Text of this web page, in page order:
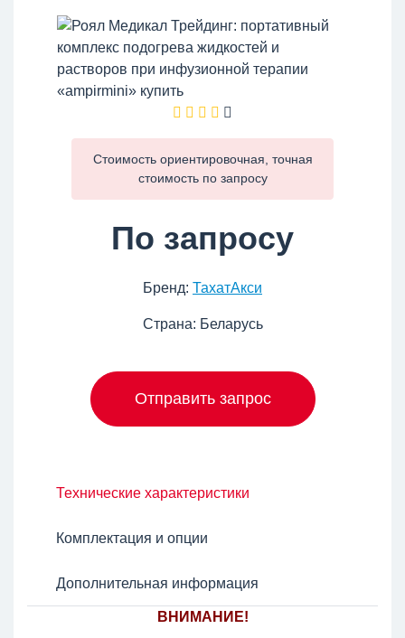
Стоимость ориентировочная, точная
стоимость по запросу
По запросу
Бренд: ТахатАкси
Страна: Беларусь
Отправить запрос
Технические характеристики
Комплектация и опции
Дополнительная информация
ВНИМАНИЕ!